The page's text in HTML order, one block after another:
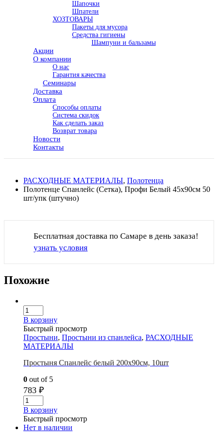
Шапочки
Шпатели
ХОЗТОВАРЫ
Пакеты для мусора
Средства гигиены
Шампуни и бальзамы
Акции
О компании
О нас
Гарантия качества
Семинары
Доставка
Оплата
Способы оплаты
Система скидок
Как сделать заказ
Возврат товара
Новости
Контакты
РАСХОДНЫЕ МАТЕРИАЛЫ, Полотенца
Полотенце Спанлейс (Сетка), Профи Белый 45х90см 50
шт/упк (штучно)
Бесплатная доставка по Самаре в день заказа!
узнать условия
Похожие
В корзину
Быстрый просмотр
Простыни, Простыни из спанлейса, РАСХОДНЫЕ
МАТЕРИАЛЫ
Простыня Спанлейс белый 200х90см, 10шт
0 out of 5
783 ₽
В корзину
Быстрый просмотр
Нет в наличии